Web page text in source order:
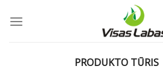
PRODUKTO TŪRIS